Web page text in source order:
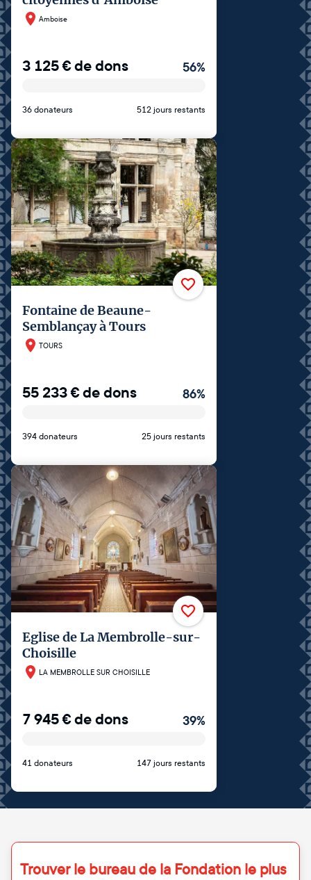
Amboise
3 125€de dons 56%
36 donateurs 512 jours restants
Fontaine de Beaune-
Semblançay à Tours
TOURS
55 233€de dons 86%
394 donateurs 25 jours restants
Eglise de La Membrolle-sur-
Choisille
LA MEMBROLLE SUR CHOISILLE
7 945€de dons 39%
41 donateurs 147 jours restants
Trouver le bureau de la Fondation le plus